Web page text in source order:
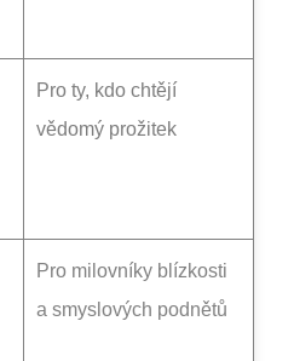
Pro ty, kdo chtějí
vědomý prožitek
Pro milovníky blízkosti
a smyslových podnětů